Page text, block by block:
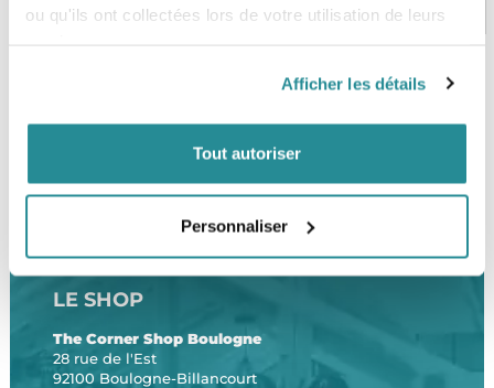
ou qu'ils ont collectées lors de votre utilisation de leurs
Afficher les détails
Tout autoriser
Personnaliser
LE SHOP
The Corner Shop Boulogne
28 rue de l'Est
92100 Boulogne-Billancourt